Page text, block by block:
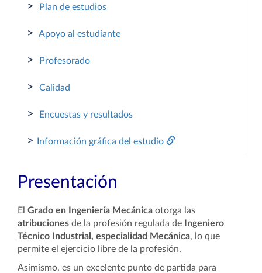
> Plan de estudios
> Apoyo al estudiante
> Profesorado
> Calidad
> Encuestas y resultados
> Información gráfica del estudio
Presentación
El Grado en Ingeniería Mecánica otorga las
atribuciones de la profesión regulada de
Ingeniero
Técnico Industrial, especialidad Mecánica, lo que
permite el ejercicio libre de la profesión.
Asimismo, es un excelente punto de partida para